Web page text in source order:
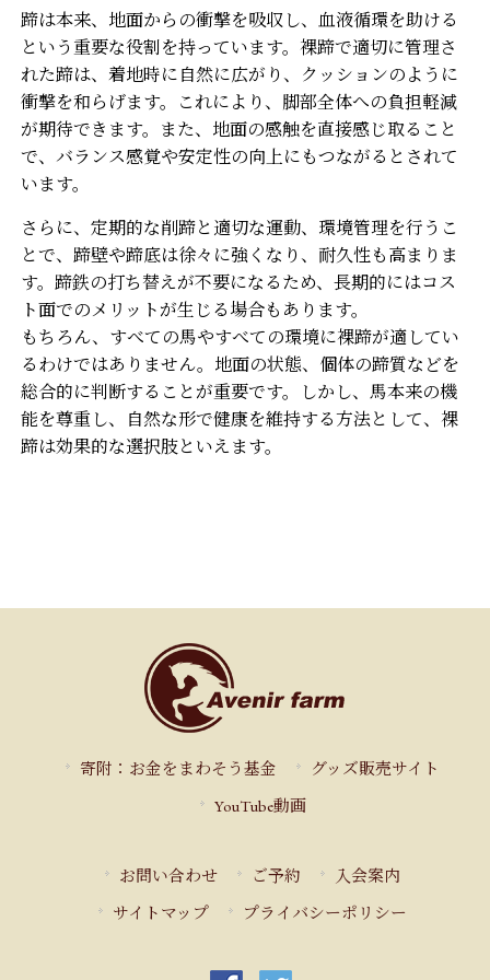
蹄は本来、地面からの衝撃を吸収し、血液循環を助ける
という重要な役割を持っています。裸蹄で適切に管理さ
れた蹄は、着地時に自然に広がり、クッションのように
衝撃を和らげます。これにより、脚部全体への負担軽減
が期待できます。また、地面の感触を直接感じ取ること
で、バランス感覚や安定性の向上にもつながるとされて
います。
さらに、定期的な削蹄と適切な運動、環境管理を行うこ
とで、蹄壁や蹄底は徐々に強くなり、耐久性も高まりま
す。蹄鉄の打ち替えが不要になるため、長期的にはコス
ト面でのメリットが生じる場合もあります。
もちろん、すべての馬やすべての環境に裸蹄が適してい
るわけではありません。地面の状態、個体の蹄質などを
総合的に判断することが重要です。しかし、馬本来の機
能を尊重し、自然な形で健康を維持する方法として、裸
蹄は効果的な選択肢といえます。
寄附：お金をまわそう基金
グッズ販売サイト
YouTube動画
お問い合わせ ご予約
入会案内
サイトマップ
プライバシーポリシー